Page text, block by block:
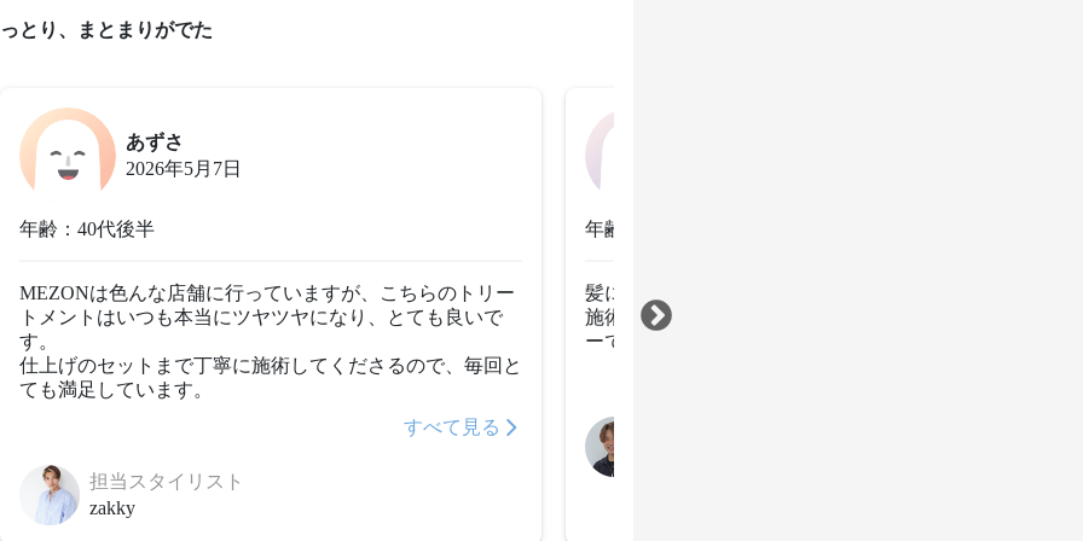
とり、まとまりがでた
あずさ
2026年5月7日
年齢：40代後半
MEZONは色んな店舗に行っていますが、こちらのトリー
トメントはいつも本当にツヤツヤになり、とても良いで
す。
仕上げのセットまで丁寧に施術してくださるので、毎回と
ても満足しています。
すべて見る
担当スタイリスト
zakky
年齢：30代前半
髪にうねりがあり手櫛が引っかかることが多いのですが
施術をしてもらうとサラサラになるので重宝してるメニ
ーです。